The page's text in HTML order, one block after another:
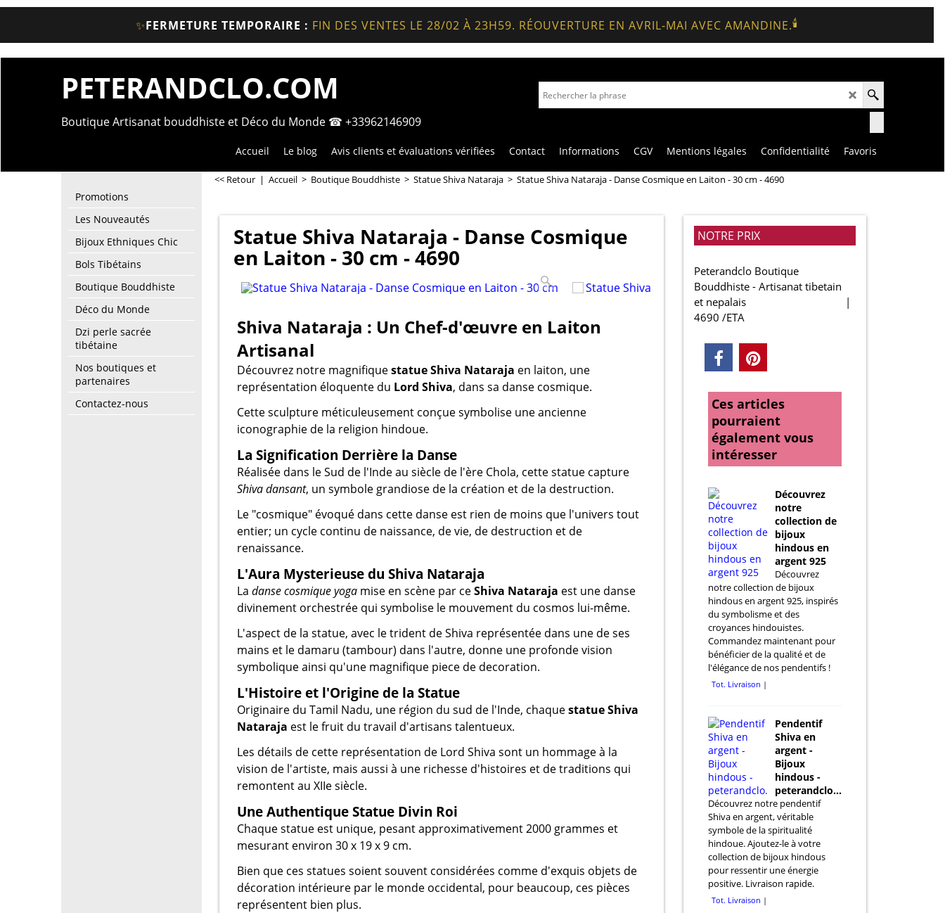
✨FERMETURE TEMPORAIRE : FIN DES VENTES LE 28/02 À 23H59. RÉOUVERTURE EN AVRIL-MAI AVEC AMANDINE.🕯️
PETERANDCLO.COM
Boutique Artisanat bouddhiste et Déco du Monde ☎ +33962146909
Accueil Le blog Avis clients et évaluations vérifiées Contact Informations CGV Mentions légales Confidentialité Favoris
Promotions
Les Nouveautés
Bijoux Ethniques Chic
Bols Tibétains
Boutique Bouddhiste
Déco du Monde
Dzi perle sacrée
tibétaine
Nos boutiques et
partenaires
Contactez-nous
<< Retour | Accueil > Boutique Bouddhiste > Statue Shiva Nataraja > Statue Shiva Nataraja - Danse Cosmique en Laiton - 30 cm - 4690
Statue Shiva Nataraja - Danse Cosmique
en Laiton - 30 cm - 4690
Shiva Nataraja : Un Chef-d'œuvre en Laiton
Artisanal
Découvrez notre magnifiquestatue Shiva Nataraja en laiton, une
représentation éloquente du Lord Shiva, dans sa danse cosmique.
Cette sculpture méticuleusement conçue symbolise une ancienne
iconographie de la religion hindoue.
La Signification Derrière la Danse
Réalisée dans le Sud de l'Inde au siècle de l'ère Chola, cette statue capture
Shiva dansant, un symbole grandiose de la création et de la destruction.
Le "cosmique" évoqué dans cette danse est rien de moins que l'univers tout
entier; un cycle continu de naissance, de vie, de destruction et de
renaissance.
L'Aura Mysterieuse du Shiva Nataraja
La danse cosmique yoga mise en scène par ceShiva Nataraja est une danse
divinement orchestrée qui symbolise le mouvement du cosmos lui-même.
L'aspect de la statue, avec le trident de Shiva représentée dans une de ses
mains et le damaru (tambour) dans l'autre, donne une profonde vision
symbolique ainsi qu'une magnifique piece de decoration.
L'Histoire et l'Origine de la Statue
Originaire du Tamil Nadu, une région du sud de l'Inde, chaquestatue Shiva
Nataraja est le fruit du travail d'artisans talentueux.
Les détails de cette représentation de Lord Shiva sont un hommage à la
vision de l'artiste, mais aussi à une richesse d'histoires et de traditions qui
remontent au XIIe siècle.
Une Authentique Statue Divin Roi
Chaque statue est unique, pesant approximativement 2000 grammes et
mesurant environ 30 x 19 x 9 cm.
Bien que ces statues soient souvent considérées comme d'exquis objets de
décoration intérieure par le monde occidental, pour beaucoup, ces pièces
représentent bien plus.
NOTRE PRIX
Peterandclo Boutique
Bouddhiste - Artisanat tibetain
et nepalais
4690 /ETA
Ces articles
pourraient
également vous
intéresser
Découvrez
notre
collection de
bijoux
hindous en
argent 925
Découvrez
notre collection de bijoux
hindous en argent 925, inspirés
du symbolisme et des
croyances hindouistes.
Commandez maintenant pour
bénéficier de la qualité et de
l'élégance de nos pendentifs !
Tot. Livraison
Pendentif
Shiva en
argent -
Bijoux
hindous -
peterandclo.com
Découvrez notre pendentif
Shiva en argent, véritable
symbole de la spiritualité
hindoue. Ajoutez-le à votre
collection de bijoux hindous
pour ressentir une énergie
positive. Livraison rapide.
Tot. Livraison